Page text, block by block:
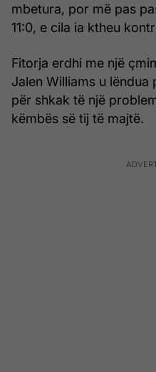
mbetura, por më pas
11:0, e cila ia ktheu
Fitorja erdhi me një
Jalen Williams u lëndua
për shkak të një
këmbës së tij të majtë.